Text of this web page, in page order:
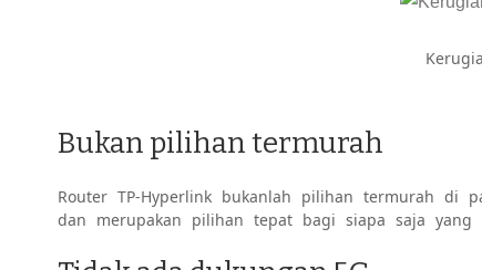
Bukan pilihan termurah
Router TP-Hyperlink bukanlah pilihan termurah di
dan merupakan pilihan tepat bagi siapa saja